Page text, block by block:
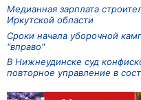
Медианная зарплата
Иркутской области
Сроки начала уборочной
"вправо"
В Нижнеудинске суд
повторное управление в